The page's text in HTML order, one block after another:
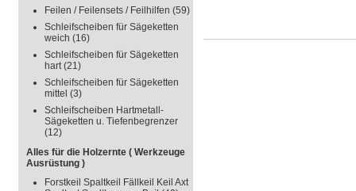
Feilen / Feilensets / Feilhilfen (59)
Schleifscheiben für Sägeketten
weich (16)
Schleifscheiben für Sägeketten
hart(21)
Schleifscheiben für Sägeketten
mittel (3)
Schleifscheiben Hartmetall-
Sägeketten u. Tiefenbegrenzer
(12)
Alles für die Holzernte ( Werkzeuge
Ausrüstung )
Forstkeil Spaltkeil Fällkeil Keil Axt